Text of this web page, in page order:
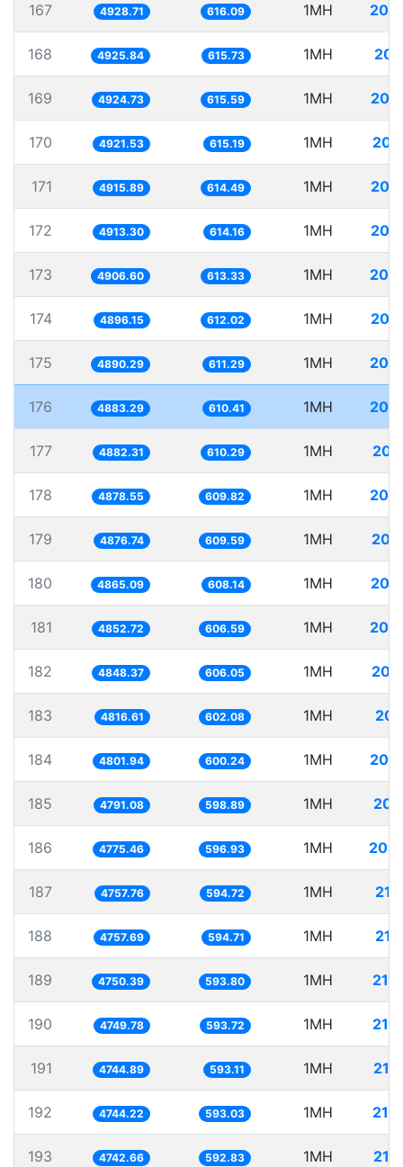
167 4928.71 616.09 1MH
168 4925.84 615.73 1MH
169 4924.73 615.59 1MH
170 4921.53 615.19 1MH
171 4915.89 614.49 1MH
172 4913.30 614.16 1MH
173 4906.60 613.33 1MH
174 4896.15 612.02 1MH
175 4890.29 611.29 1MH
176 4883.29 610.41 1MH
177 4882.31 610.29 1MH
178 4878.55 609.82 1MH
179 4876.74 609.59 1MH
180 4865.09 608.14 1MH
181 4852.72 606.59 1MH
182 4848.37 606.05 1MH
183 4816.61 602.08 1MH
184 4801.94 600.24 1MH
185 4791.08 598.89 1MH
186 4775.46 596.93 1MH
187 4757.76 594.72 1MH
188 4757.69 594.71 1MH
189 4750.39 593.80 1MH
190 4749.78 593.72 1MH
191 4744.89 593.11 1MH
192 4744.22 593.03 1MH
193 4742.66 592.83 1MH